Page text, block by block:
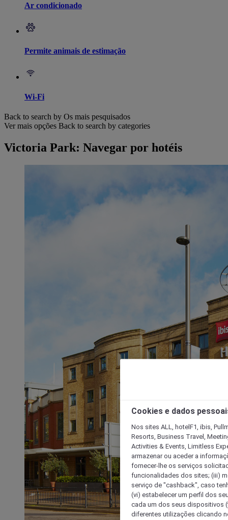
Ar condicionado
Permite animais de estimação
Wi-Fi
Back to search by Os mais pesquisados
Ver mais opções Back to search by categories
Victoria Park: Navegar por hotéis
Cookies e dados
Nos sites ALL, hotelF1, ibis,
Resorts, Business Travel,
Activities & Events, Limitless
armazenar ou aceder a
fornecer-lhe os serviços
funcionalidades dos sites; (iii)
serviço de "cashback", caso
(vi) estabelecer um perfil dos
cada um dos seus dispositivos
diferentes utilizações clicando